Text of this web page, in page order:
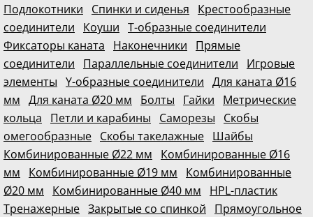
Подлокотники
Спинки и сиденья
Крестообразные
соединители
Коуши Т-образные соединители
Фиксаторы каната
Наконечники
Прямые
соединители
Параллельные соединители
Игровые
элементы Y-образные соединители Для каната Ø16
мм Для каната Ø20 мм Болты Гайки
Метрические
кольца
Петли и карабины Саморезы
Скобы
омегообразные Скобы такелажные Шайбы
Комбинированные Ø22 мм
Комбинированные Ø16
мм
Комбинированные Ø19 мм
Комбинированные
Ø20 мм
Комбинированные Ø40 мм
HPL-пластик
Тренажерные Закрытые со спинкой
Прямоугольное